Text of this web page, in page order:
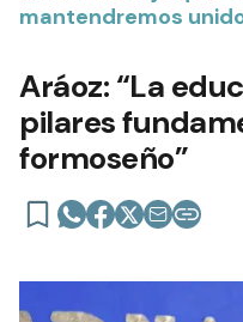
mantendremos
Aráoz: “La
pilares
formoseño”